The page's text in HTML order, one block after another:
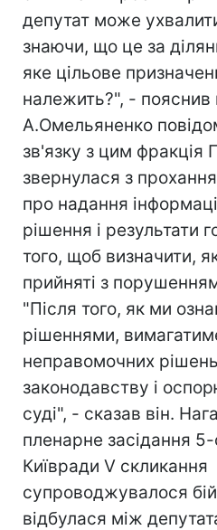
депутат може
знаючи, що це за
яке цільове
належить?", - пояснив
А.Омельяненко
зв'язку з цим фракція
звернулася з
про надання
рішення і результати
того, щоб визначити,
прийняті з
"Після того, як ми
рішеннями,
неправомочних рішень
законодавству і
суді", - сказав він.
пленарне засідання 5-
Київради V скликання
супроводжувалося
відбулася між